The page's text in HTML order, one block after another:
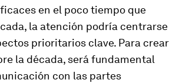
en el poco tiempo que
la atención podría centrarse
prioritarios clave. Para crear
la década, será fundamental
con las partes